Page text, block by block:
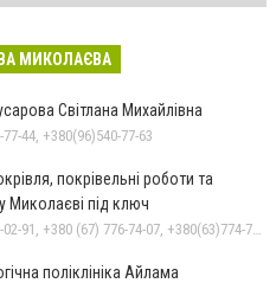
МИКОЛАЄВА
Світлана Михайлівна
44, +380(96)540-77-63
покрівельні роботи та
Миколаєві під ключ
поліклініка Айлама